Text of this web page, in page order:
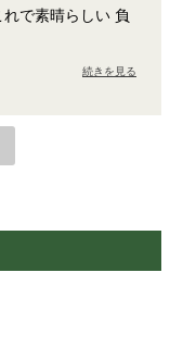
で素晴らしい 負
続きを見る